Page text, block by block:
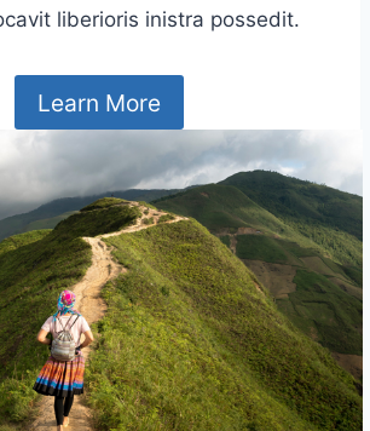
liberioris inistra possedit.
Learn More